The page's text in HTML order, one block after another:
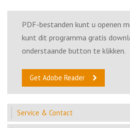
PDF-bestanden kunt u openen
kunt dit programma gratis
onderstaande button te klikken.
Get Adobe Reader
Service & Contact